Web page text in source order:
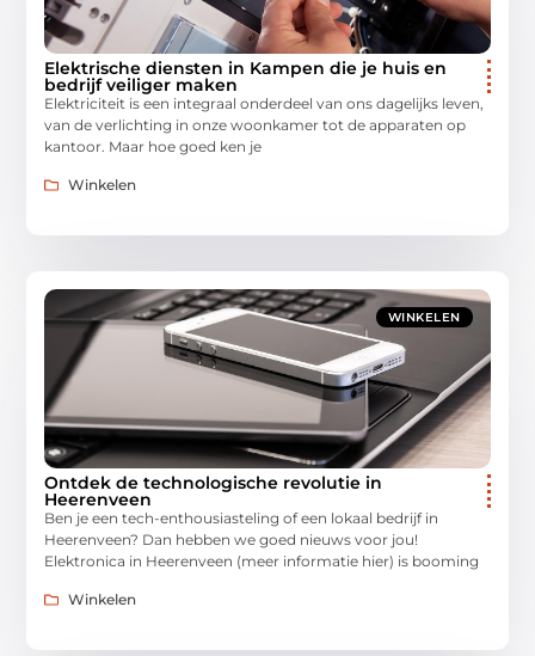
Elektrische diensten in Kampen die je huis en
bedrijf veiliger maken
Elektriciteit is een integraal onderdeel van ons dagelijks leven,
van de verlichting in onze woonkamer tot de apparaten op
kantoor. Maar hoe goed ken je
Winkelen
WINKELEN
Ontdek de technologische revolutie in
Heerenveen
Ben je een tech-enthousiasteling of een lokaal bedrijf in
Heerenveen? Dan hebben we goed nieuws voor jou!
Elektronica in Heerenveen (meer informatie hier) is booming
Winkelen